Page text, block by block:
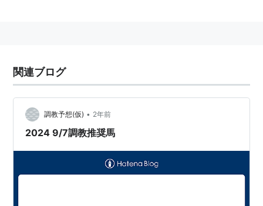
関連ブログ
調教予想(仮) • 2年前
2024 9/7調教推奨馬